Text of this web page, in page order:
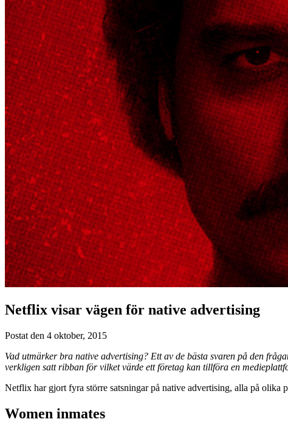
Netflix visar vägen för native advertising
Postat den 4 oktober, 2015
Vad utmärker bra native advertising? Ett av de bästa svaren på den
verkligen satt ribban för vilket värde ett företag kan tillföra en
Netflix har gjort fyra större satsningar på native advertising, alla på olika
Women inmates